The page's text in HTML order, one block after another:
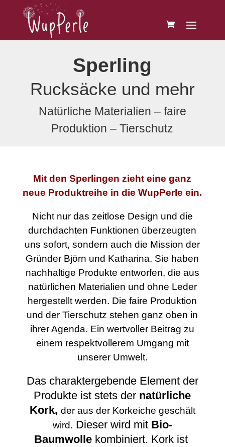
Sperling
Rucksäcke und mehr
Natürliche Materialien – faire
Produktion – Tierschutz
Mit den Sperlingen zieht eine ganz
neue Produktreihe in die WupPerle ein.
Nicht nur das zeitlose Design und die
durchdachten Funktionen überzeugten
uns sofort, sondern auch die Mission der
Gründer Björn und Katharina. Sie haben
nachhaltige Produkte entworfen, die aus
natürlichen Materialien und ohne Leder
hergestellt werden. Die faire Produktion
und der Tierschutz stehen ganz oben in
ihrer Agenda. Ein wertvoller Beitrag zu
einem respektvollerem Umgang mit
unserer Umwelt.
Das charaktergebende Element der
Produkte ist stets der natürliche
Kork, der aus der Korkeiche geschält
wird. Dieser wird mit Bio-
Baumwollekombiniert. Kork ist